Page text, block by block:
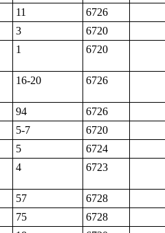
11
6726
3
6720
1 6720
16-20 6726
94
6726
5-7
6720
5
6724
4 6723
57
6728
75
6728